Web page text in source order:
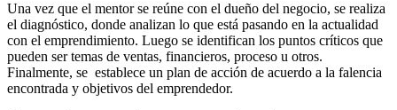
Una vez que el mentor se reúne con el dueño del negocio, se realiza
el diagnóstico, donde analizan lo que está pasando en la actualidad
con el emprendimiento. Luego se identifican los puntos críticos que
pueden ser temas de ventas, financieros, proceso u otros.
Finalmente, se establece un plan de acción de acuerdo a la falencia
encontrada y objetivos del emprendedor.